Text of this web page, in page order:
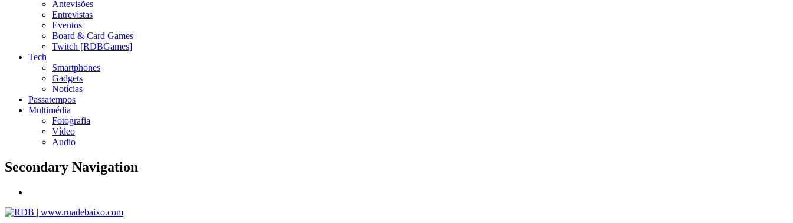
Antevisões
Entrevistas
Eventos
Board & Card Games
Twitch [RDBGames]
Tech
Smartphones
Gadgets
Notícias
Passatempos
Multimédia
Fotografia
Vídeo
Audio
Secondary Navigation